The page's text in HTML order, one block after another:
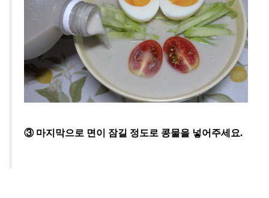
③ 마지막으로 면이 잠길 정도로 콩물을 넣어주세요.